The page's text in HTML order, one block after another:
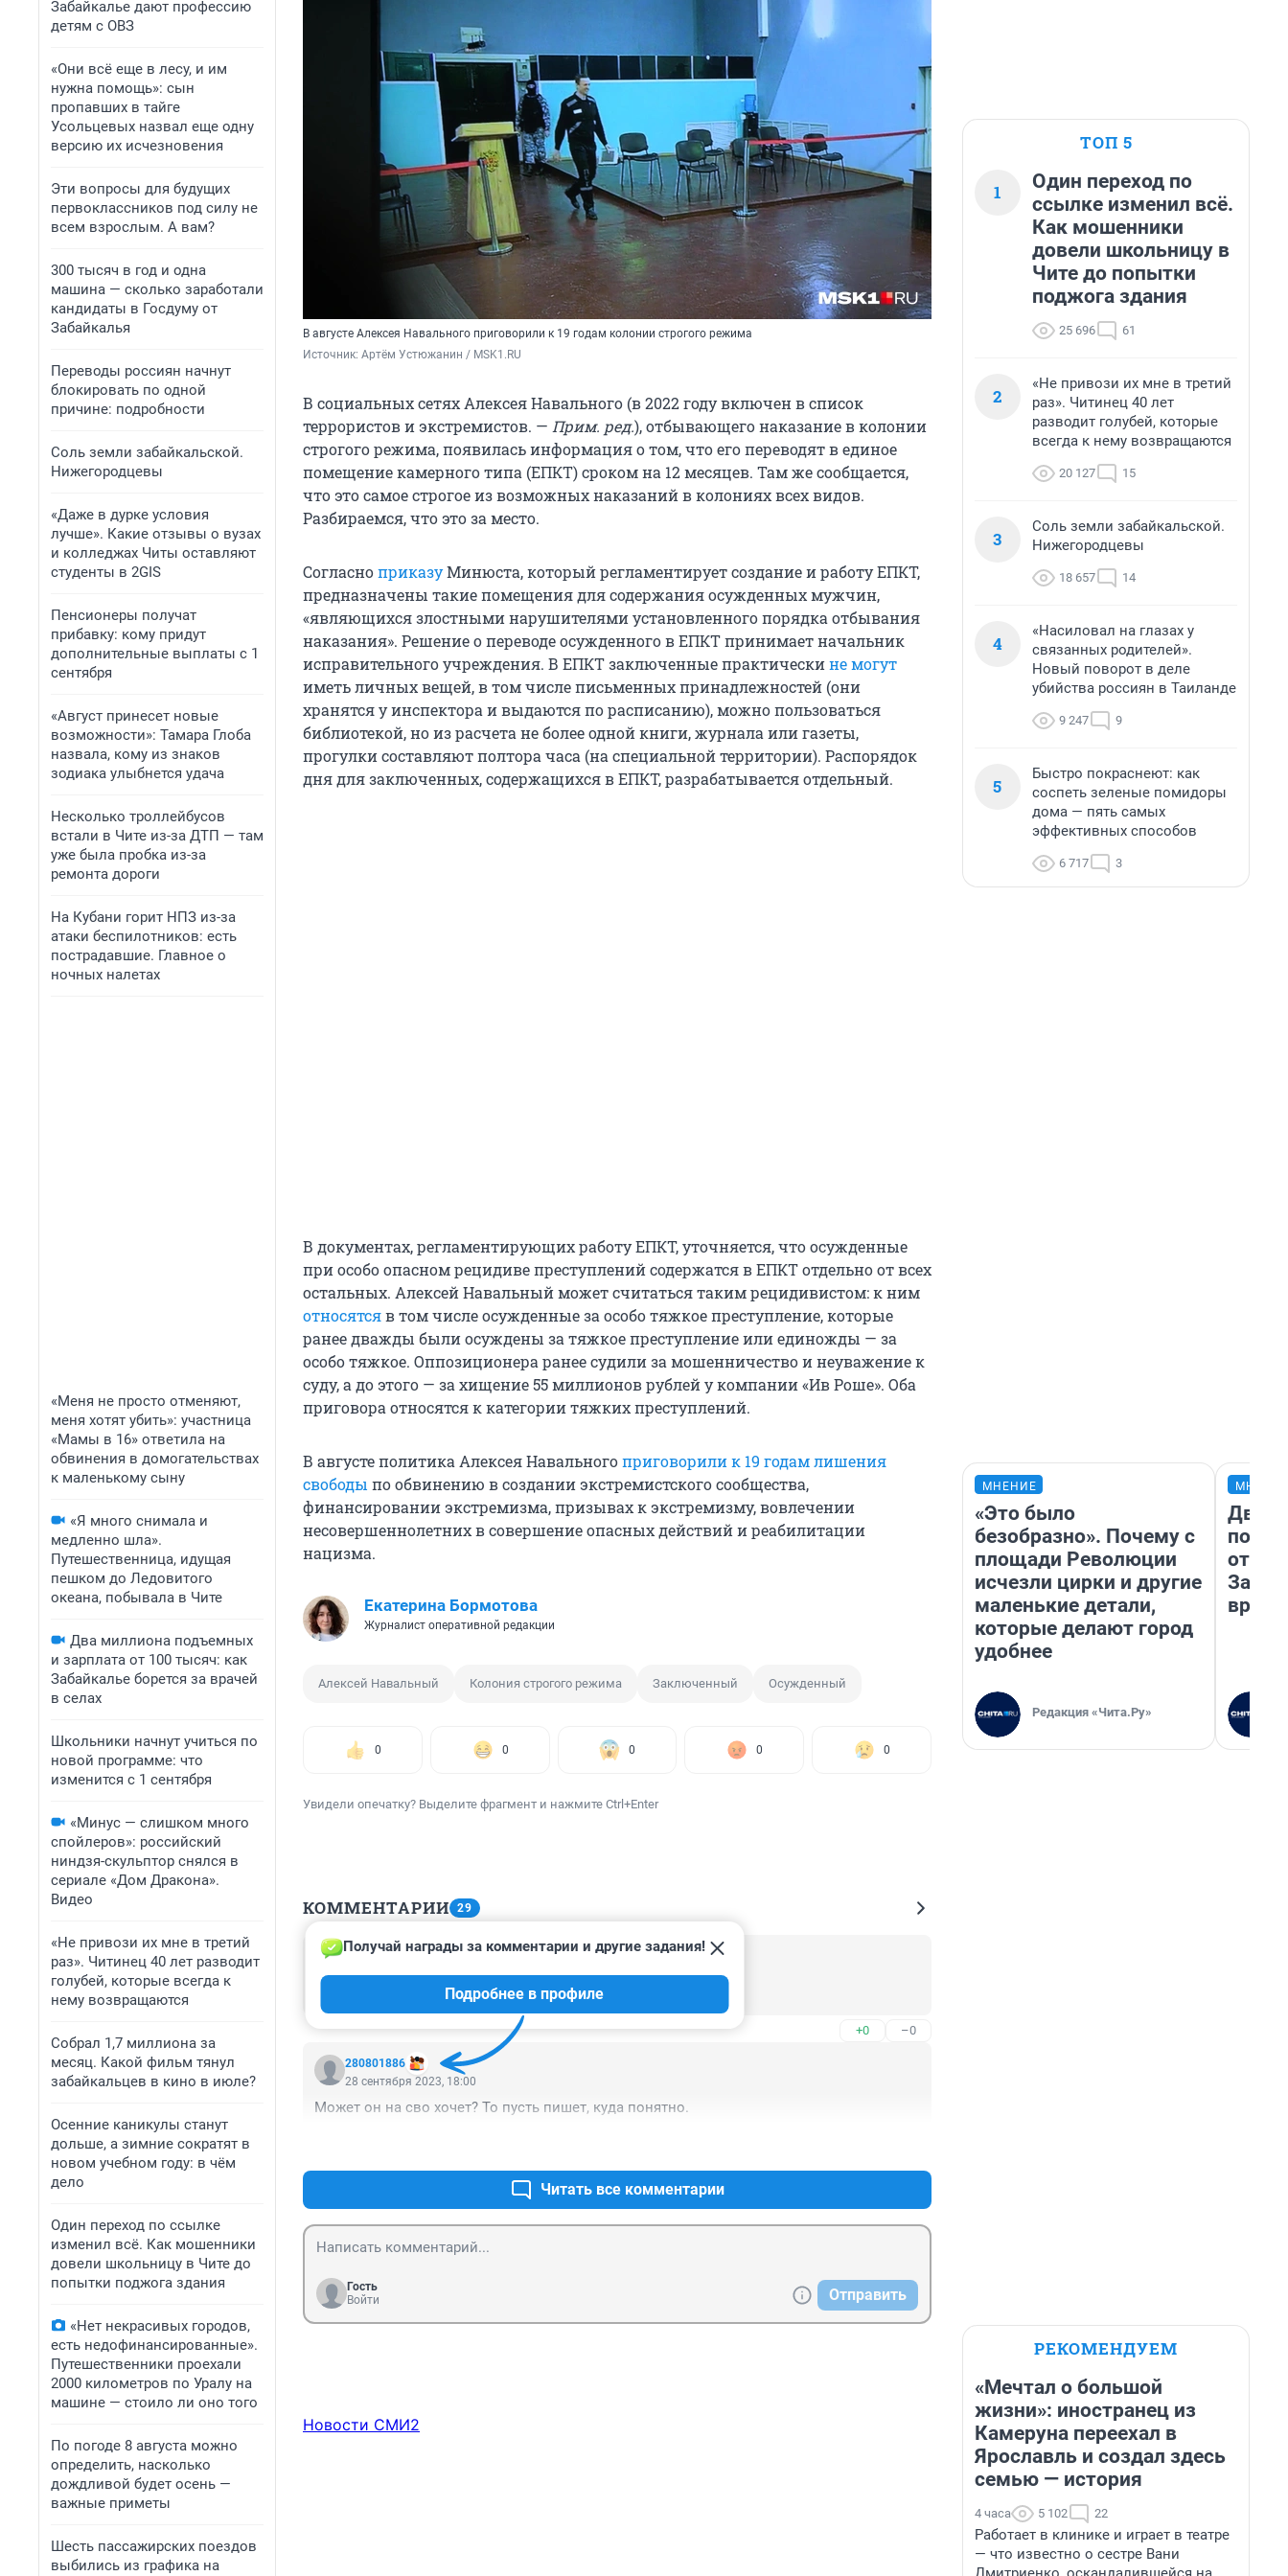
Забайкалье дают профессию
детям с ОВЗ
«Они всё еще в лесу, и им
нужна помощь»: сын
пропавших в тайге
Усольцевых назвал еще одну
версию их исчезновения
Эти вопросы для будущих
первоклассников под силу не
всем взрослым. А вам?
300 тысяч в год и одна
машина — сколько заработали
кандидаты в Госдуму от
Забайкалья
Переводы россиян начнут
блокировать по одной
причине: подробности
Соль земли забайкальской.
Нижегородцевы
«Даже в дурке условия
лучше». Какие отзывы о вузах
и колледжах Читы оставляют
студенты в 2GIS
Пенсионеры получат
прибавку: кому придут
дополнительные выплаты с 1
сентября
«Август принесет новые
возможности»: Тамара Глоба
назвала, кому из знаков
зодиака улыбнется удача
Несколько троллейбусов
встали в Чите из-за ДТП — там
уже была пробка из-за
ремонта дороги
На Кубани горит НПЗ из-за
атаки беспилотников: есть
пострадавшие. Главное о
ночных налетах
«Меня не просто отменяют,
меня хотят убить»: участница
«Мамы в 16» ответила на
обвинения в домогательствах
к маленькому сыну
«Я много снимала и
медленно шла».
Путешественница, идущая
пешком до Ледовитого
океана, побывала в Чите
Два миллиона подъемных
и зарплата от 100 тысяч: как
Забайкалье борется за врачей
в селах
Школьники начнут учиться по
новой программе: что
изменится с 1 сентября
«Минус — слишком много
спойлеров»: российский
ниндзя-скульптор снялся в
сериале «Дом Дракона».
Видео
«Не привози их мне в третий
раз». Читинец 40 лет разводит
голубей, которые всегда к
нему возвращаются
Собрал 1,7 миллиона за
месяц. Какой фильм тянул
забайкальцев в кино в июле?
Осенние каникулы станут
дольше, а зимние сократят в
новом учебном году: в чём
дело
Один переход по ссылке
изменил всё. Как мошенники
довели школьницу в Чите до
попытки поджога здания
«Нет некрасивых городов,
есть недофинансированные».
Путешественники проехали
2000 километров по Уралу на
машине — стоило ли оно того
По погоде 8 августа можно
определить, насколько
дождливой будет осень —
важные приметы
Шесть пассажирских поездов
выбились из графика на
В августе Алексея Навального приговорили к 19 годам колонии строгого режима
Источник: Артём Устюжанин / MSK1.RU
В социальных сетях Алексея Навального (в 2022 году включен в список
террористов и экстремистов. — Прим. ред.), отбывающего наказание в колонии
строгого режима, появилась информация о том, что его переводят в единое
помещение камерного типа (ЕПКТ) сроком на 12 месяцев. Там же сообщается,
что это самое строгое из возможных наказаний в колониях всех видов.
Разбираемся, что это за место.
СогласноприказуМинюста, который регламентирует создание и работу ЕПКТ,
предназначены такие помещения для содержания осужденных мужчин,
«являющихся злостными нарушителями установленного порядка отбывания
наказания». Решение о переводе осужденного в ЕПКТ принимает начальник
исправительного учреждения. В ЕПКТ заключенные практическине могут
иметь личных вещей, в том числе письменных принадлежностей (они
хранятся у инспектора и выдаются по расписанию), можно пользоваться
библиотекой, но из расчета не более одной книги, журнала или газеты,
прогулки составляют полтора часа (на специальной территории). Распорядок
дня для заключенных, содержащихся в ЕПКТ, разрабатывается отдельный.
В документах, регламентирующих работу ЕПКТ, уточняется, что осужденные
при особо опасном рецидиве преступлений содержатся в ЕПКТ отдельно от всех
остальных. Алексей Навальный может считаться таким рецидивистом: к ним
относятсяв том числе осужденные за особо тяжкое преступление, которые
ранее дважды были осуждены за тяжкое преступление или единожды — за
особо тяжкое. Оппозиционера ранее судили за мошенничество и неуважение к
суду, а до этого — за хищение 55 миллионов рублей у компании «Ив Роше». Оба
приговора относятся к категории тяжких преступлений.
В августе политика Алексея Навальногоприговорили к 19 годам лишения
свободы по обвинению в создании экстремистского сообщества,
финансировании экстремизма, призывах к экстремизму, вовлечении
несовершеннолетних в совершение опасных действий и реабилитации
нацизма.
Екатерина Бормотова
Журналист оперативной редакции
Алексей Навальный Колония строгого режима Заключенный Осужденный
0 0 0 0 0
Увидели опечатку? Выделите фрагмент и нажмите Ctrl+Enter
КОММЕНТАРИИ 29
Гость
где справедливость
+0 –0
280801886
Получай награды за комментарии и другие задания!
Подробнее в профиле
28 сентября 2023, 18:00
Может он на сво хочет? То пусть пишет, куда понятно.
Читать все комментарии
Гость
Войти
Отправить
Новости СМИ2
ТОП 5
1
Один переход по
ссылке изменил всё.
Как мошенники
довели школьницу в
Чите до попытки
поджога здания
25 696 61
2
«Не привози их мне в третий
раз». Читинец 40 лет
разводит голубей, которые
всегда к нему возвращаются
20 127 15
3
Соль земли забайкальской.
Нижегородцевы
18 657 14
4
«Насиловал на глазах у
связанных родителей».
Новый поворот в деле
убийства россиян в Таиланде
9 247 9
5
Быстро покраснеют: как
соспеть зеленые помидоры
дома — пять самых
эффективных способов
6 717 3
МНЕНИЕ
«Это было
безобразно». Почему с
площади Революции
исчезли цирки и другие
маленькие детали,
которые делают город
удобнее
Редакция «Чита.Ру»
Два
от
РЕКОМЕНДУЕМ
«Мечтал о большой
жизни»: иностранец из
Камеруна переехал в
Ярославль и создал здесь
семью — история
4 часа 5 102 22
Работает в клинике и играет в театре
— что известно о сестре Вани